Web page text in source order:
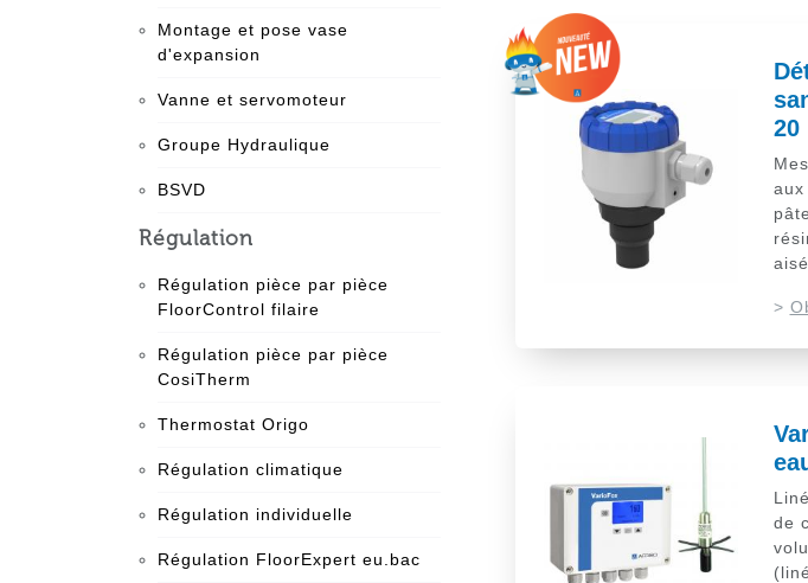
20
>
de
Montage et pose vase
d'expansion
Vanne et servomoteur
Groupe Hydraulique
BSVD
Régulation
Régulation pièce par pièce
FloorControl filaire
Régulation pièce par pièce
CosiTherm
Thermostat Origo
Régulation climatique
Régulation individuelle
Régulation FloorExpert eu.bac